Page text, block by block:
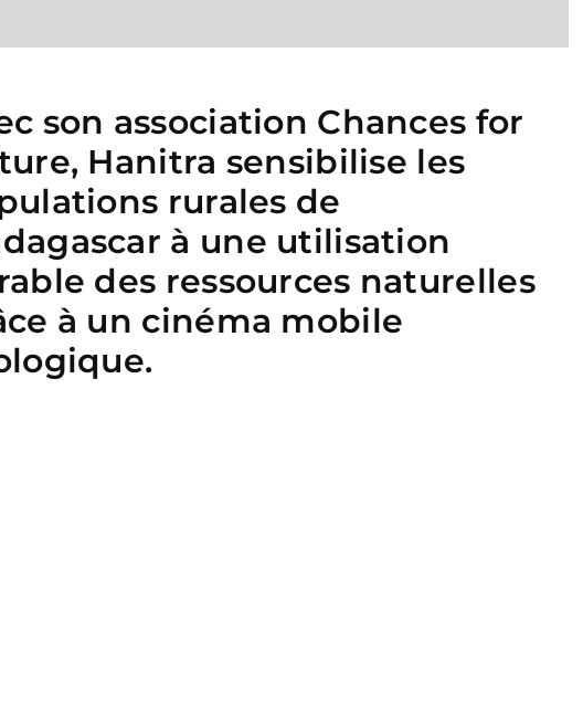
son association Chances for
Hanitra sensibilise les
rurales de
à une utilisation
des ressources naturelles
à un cinéma mobile